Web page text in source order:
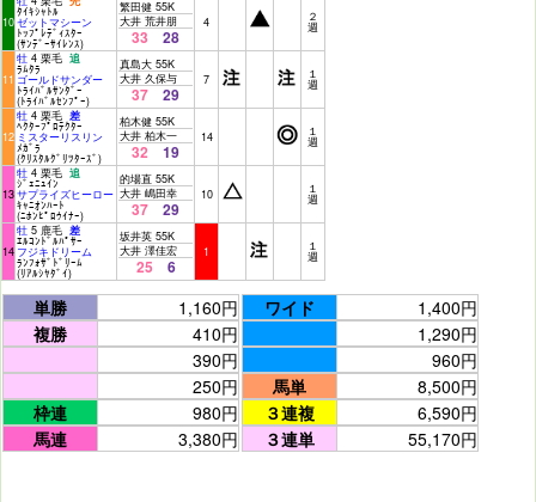
10
ﾀｲｷｼｬﾄﾙ
ゼットマシーン
ﾄｯﾌﾟﾚﾃﾞｨｽﾀｰ
(ｻﾝﾃﾞｰｻｲﾚﾝｽ)
繁田健 55K
大井 荒井朋
33 28
4 ２
週
11
牡 4 栗毛 追
ﾗﾑﾀﾗ
ゴールドサンダー
ﾄﾗｲﾊﾞﾙｻﾝﾀﾞｰ
(ﾄﾗｲﾊﾞﾙｾﾝﾌﾟｰ)
真島大 55K
大井 久保与
37 29
7 １
週
12
牡 4 栗毛 差
ﾍｸﾀｰﾌﾟﾛﾃｸﾀｰ
ミスターリスリン
ﾒｶﾞﾗ
(ｸﾘｽﾀﾙｸﾞﾘﾂﾀｰｽﾞ)
柏木健 55K
大井 柏木一
32 19
14 １
週
13
牡 4 栗毛 追
ｼﾞｪﾆｭｲﾝ
サプライズヒーロー
ｷｬﾆｵﾝﾊｰﾄ
(ﾆﾎﾝﾋﾟﾛｳｲﾅｰ)
的場直 55K
大井 嶋田幸
37 29
10 １
週
14
牡 5 鹿毛 差
ｴﾙｺﾝﾄﾞﾙﾊﾟｻｰ
フジキドリーム
ﾗﾝﾌｫｻﾞﾄﾞﾘｰﾑ
(ﾘｱﾙｼﾔﾀﾞｲ)
坂井英 55K
大井 澤佳宏
25 6
1 １
週
単勝
1,160円
複勝
410円
390円
250円
枠連
980円
馬連
3,380円
ワイド
1,400円
1,290円
960円
馬単
8,500円
３連複
6,590円
３連単
55,170円